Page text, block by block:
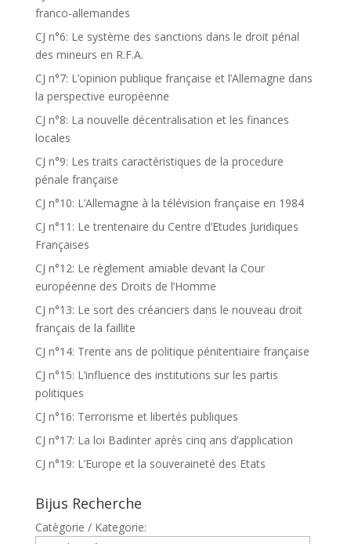
franco-allemandes
CJ n°6: Le système des sanctions dans le droit pénal
des mineurs en R.F.A.
CJ n°7: L’opinion publique française et l’Allemagne dans
la perspective européenne
CJ n°8: La nouvelle décentralisation et les finances
locales
CJ n°9: Les traits caractéristiques de la procedure
pénale française
CJ n°10: L’Allemagne à la télévision française en 1984
CJ n°11: Le trentenaire du Centre d’Etudes Juridiques
Françaises
CJ n°12: Le règlement amiable devant la Cour
européenne des Droits de l’Homme
CJ n°13: Le sort des créanciers dans le nouveau droit
français de la faillite
CJ n°14: Trente ans de politique pénitentiaire française
CJ n°15: L’influence des institutions sur les partis
politiques
CJ n°16: Terrorisme et libertés publiques
CJ n°17: La loi Badinter après cinq ans d’application
CJ n°19: L’Europe et la souveraineté des Etats
Bijus Recherche
Catègorie / Kategorie: